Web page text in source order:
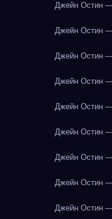
Джейн Остин —
Джейн Остин —
Джейн Остин —
Джейн Остин —
Джейн Остин —
Джейн Остин —
Джейн Остин —
Джейн Остин —
Джейн Остин —